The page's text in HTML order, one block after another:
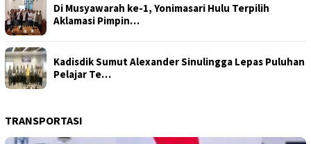
Di Musyawarah ke-1, Yonimasari Hulu Terpilih
Aklamasi Pimpin…
Kadisdik Sumut Alexander Sinulingga Lepas Puluhan
Pelajar Te…
TRANSPORTASI